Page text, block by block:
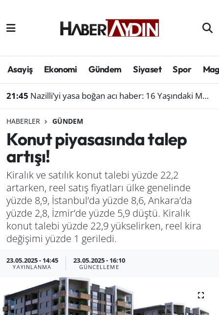
Asayiş Ekonomi Gündem Siyaset Spor
21:45 Nazilli’yi yasa boğan acı haber: 16 Yaşındaki Mustafa yaşam mücadelesini kaybetti!
HABERLER GÜNDEM
Konut piyasasında talep
artışı!
Kiralık ve satılık konut talebi yüzde 22,2
artarken, reel satış fiyatları ülke genelinde
yüzde 8,9, İstanbul’da yüzde 8,6, Ankara’da
yüzde 2,8, İzmir’de yüzde 5,9 düştü. Kiralık
konut talebi yüzde 22,9 yükselirken, reel kira
değişimi yüzde 1 geriledi.
23.05.2025 - 14:45
YAYINLANMA
23.05.2025 - 16:10
GÜNCELLEME
Afyonkarahisar
Çevre
Genel
Haber
Izmir
Kütahya
Manisa
Muğla
Politika
Uşak
Aydın Hava Durumu
Süper Lig Puan Durumu ve Fikstür
Son Dakika Haberleri
Haber Arşivi